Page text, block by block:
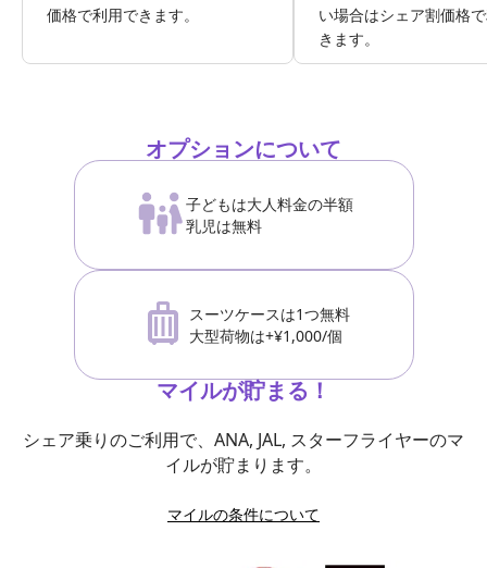
価格で利用できます。
い場合はシェア割価格
きます。
オプションについて
子どもは大人料金の半額
乳児は無料
スーツケースは1つ無料
大型荷物は+¥1,000/個
マイルが貯まる！
シェア乗りのご利用で、ANA, JAL, スターフライヤーのマ
イルが貯まります。
マイルの条件について